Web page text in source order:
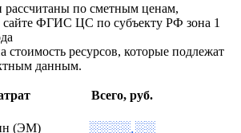
рассчитаны по сметным ценам,
сайте ФГИС ЦС по субъекту РФ зона 1
стоимость ресурсов, которые подлежат
данным.
Всего, руб.
(ЭМ) ░░░░.░░